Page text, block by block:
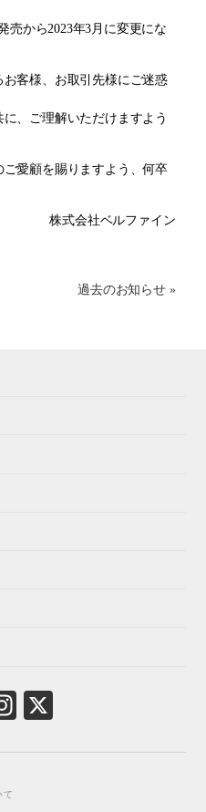
売から2023年3月に変更にな
客様、お取引先様にご迷惑
、ご理解いただけますよう
愛顧を賜りますよう、何卒
株式会社ベルファイン
過去のお知らせ »
In
st
て